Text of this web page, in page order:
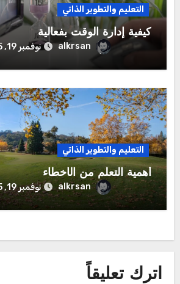
التعليم والتطوير الذاتي
كيفية إدارة الوقت بفعالية
alkrsan نوفمبر 19, 2025
التعليم والتطوير الذاتي
أهمية التعلم من الأخطاء
alkrsan نوفمبر 19, 2025
اترك تعليقاً